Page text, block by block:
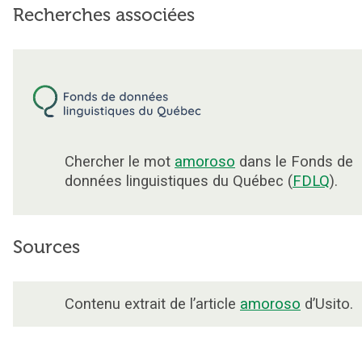
Recherches associées
Chercher le mot amoroso dans le Fonds de
données linguistiques du Québec (FDLQ).
Sources
Contenu extrait de l’article amoroso d’Usito.